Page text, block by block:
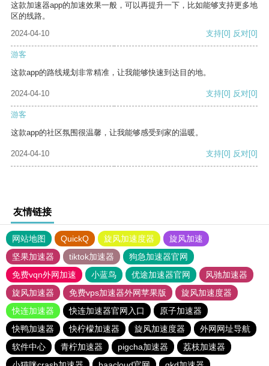
这款加速器app的加速效果一般，可以再提升一下，比如能够支持更多地
区的线路。
2024-04-10
支持[0] 反对[0]
游客
这款app的路线规划非常精准，让我能够快速到达目的地。
2024-04-10 支持[0] 反对[0]
游客
这款app的社区氛围很温馨，让我能够感受到家的温暖。
2024-04-10 支持[0] 反对[0]
友情链接
网站地图 QuickQ 旋风加速度器
旋风加速
坚果加速器
tiktok加速器
狗急加速器官网
免费vqn外网加速
小蓝鸟 优途加速器官网
风驰加速器
旋风加速器
免费vps加速器外网苹果版
旋风加速度器
快连加速器
快连加速器官网入口
原子加速器
快鸭加速器
快柠檬加速器 旋风加速度器
外网网址导航
软件中心
青柠加速器 pigcha加速器
荔枝加速器